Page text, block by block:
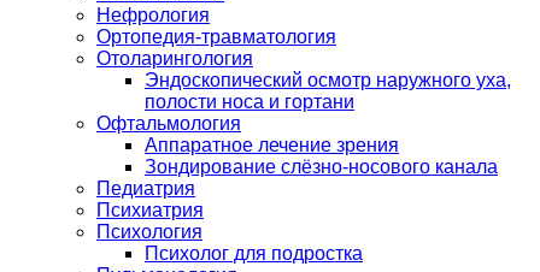
Нефрология
Ортопедия-травматология
Отоларингология
Эндоскопический осмотр наружного уха,
полости носа и гортани
Офтальмология
Аппаратное лечение зрения
Зондирование слёзно-носового канала
Педиатрия
Психиатрия
Психология
Психолог для подростка